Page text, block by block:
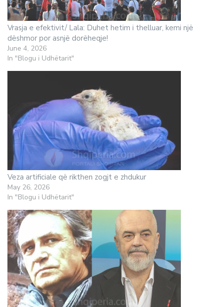
Vrasja e efektivit/ Lala: Duhet hetim i thelluar, kemi një
dëshmor por asnjë dorëheqje!
June 4, 2026
In "Blogu i Udhëtarit"
Veza artificiale që rikthen zogjt e zhdukur
May 26, 2026
In "Blogu i Udhëtarit"